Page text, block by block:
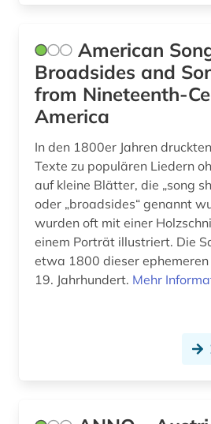
geologie (1)
georg friedrich (1)
germanistik (1)
gesamtausgabe (8)
gesangbuch (1)
gesangstechnik (1)
gesangunterricht (1)
geschichte 1000-1500 (1)
geschichte 1488-1630 (1)
American
Broadsides and
from Nineteenth-
America
In den 1800er Jahren
Texte zu populären Liedern
auf kleine Blätter, die „song
oder „broadsides“ genannt
wurden oft mit einer
einem Porträt illustriert. Die
etwa 1800 dieser ephemeren
19. Jahrhundert. Mehr